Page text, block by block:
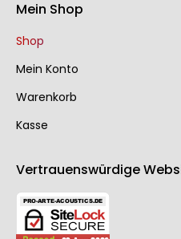
Mein Shop
Shop
Mein Konto
Warenkorb
Kasse
Vertrauenswürdige